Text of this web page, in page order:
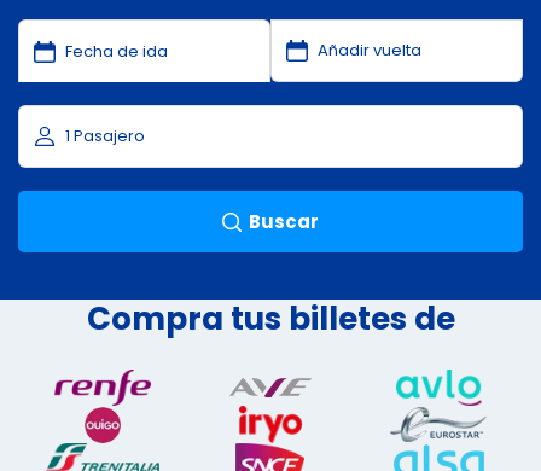
Buscar
Compra tus billetes de